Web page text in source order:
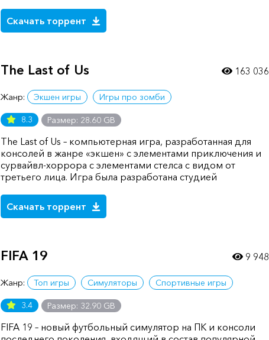
Скачать торрент
The Last of Us
Жанр: Экшен игры Игры про зомби
8.3 Размер: 28.60 GB
The Last of Us – компьютерная игра, разработанная для
консолей в жанре «экшен» с элементами приключения и
сурвайвл-хоррора с элементами стелса с видом от
третьего лица. Игра была разработана студией
Скачать торрент
163 036
FIFA 19
Жанр: Топ игры Симуляторы Спортивные игры
3.4 Размер: 32.90 GB
FIFA 19 – новый футбольный симулятор на ПК и консоли
9 948